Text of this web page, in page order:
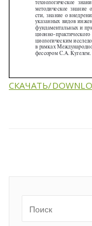
СКАЧАТЬ/